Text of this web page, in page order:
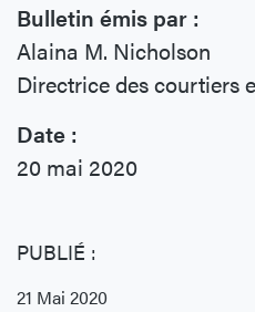
PUBLIÉ :
21 Mai 2020
Bulletin émis par :
Alaina M. Nicholson
Directrice des courtiers
Date :
20 mai 2020